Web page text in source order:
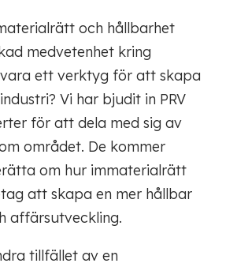
och hållbarhet
medvetenhet kring
ett verktyg för att skapa
Vi har bjudit in PRV
för att dela med sig av
området. De kommer
om hur immaterialrätt
att skapa en mer hållbar
affärsutveckling.
tillfället av en